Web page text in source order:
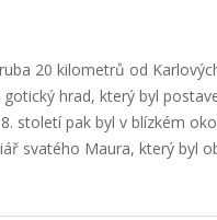
20 kilometrů od
hrad, který byl
století pak byl v blízkém
svatého Maura, který byl